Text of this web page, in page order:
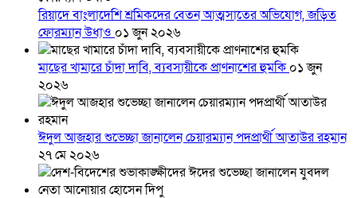
রিয়াদে বাংলাদেশি শ্রমিকদের বেতন আত্মসাতের অভিযোগ, জড়িত
ফোরম্যান উধাও ০১ জুন ২০২৬
মাছের খামারে চাঁদা দাবি, ব্যবসায়ীকে প্রাণনাশের হুমকি ০১ জুন
২০২৬
ঈদুল আজহার শুভেচ্ছা জানালেন চেয়ারম্যান পদপ্রার্থী আতাউর রহমান
২৭ মে ২০২৬